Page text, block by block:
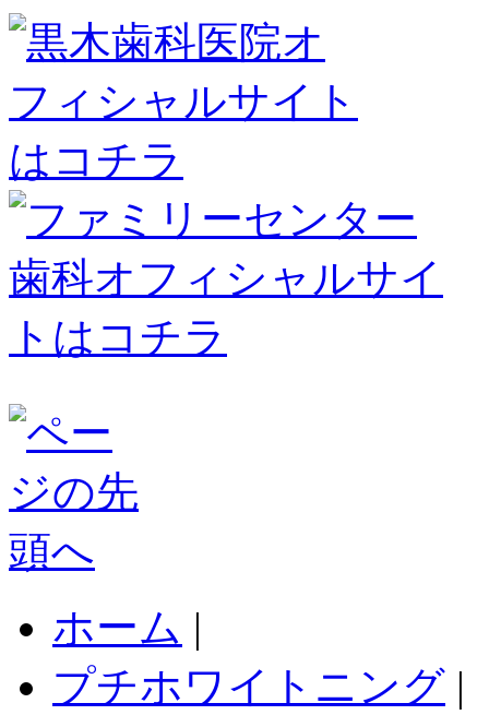
ホーム |
プチホワイトニング |